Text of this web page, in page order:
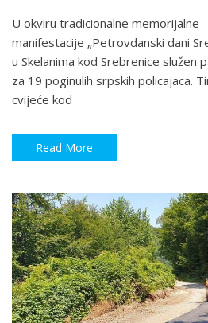
U okviru tradicionalne memorijalne
manifestacije „Petrovdanski dani
u Skelanima kod Srebrenice služen
za 19 poginulih srpskih policajaca.
cvijeće kod
Read More